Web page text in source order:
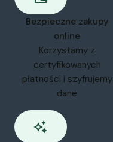
Bezpieczne zakupy
online
Korzystamy z
certyfikowanych
płatności i szyfrujemy
dane